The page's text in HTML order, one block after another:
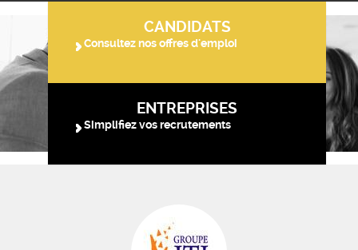
CANDIDATS
Consultez nos offres d'emploi
ENTREPRISES
Simplifiez vos recrutements